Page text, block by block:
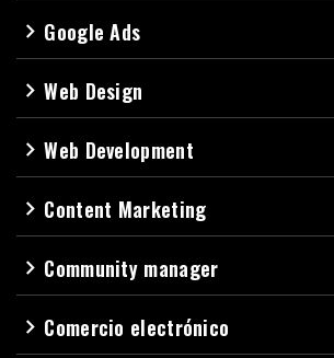
navigate_next Google Ads
navigate_nextWeb Design
navigate_nextWeb Development
navigate_next Content Marketing
navigate_next Community manager
navigate_next Comercio electrónico